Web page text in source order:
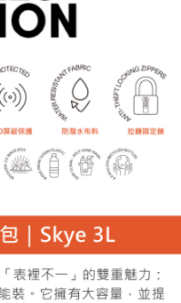
冊。若發現惡意使用之情形，
用額度並採取法律行動。